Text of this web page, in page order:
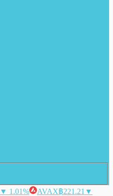
▼ 1.01% AVAX฿221.21 ▼